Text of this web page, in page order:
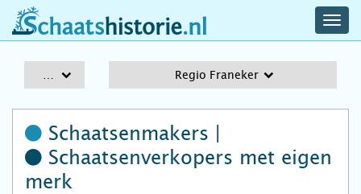
schaatshistorie.nl
Regio Franeker
Schaatsenmakers |
Schaatsenverkopers met eigen
merk